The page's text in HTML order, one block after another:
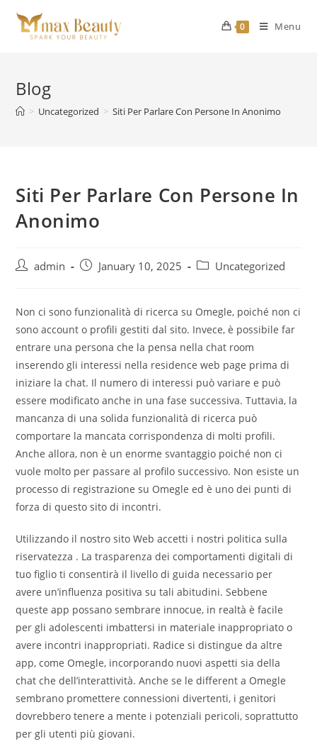
content
0 Menu
Blog
> Uncategorized > Siti Per Parlare Con Persone In Anonimo
Siti Per Parlare Con Persone In
Anonimo
Postadmin
PostJanuary 10, 2025
PostUncategorized
Non ci sono funzionalità di ricerca su Omegle, poiché non ci
sono account o profili gestiti dal sito. Invece, è possibile far
entrare una persona che la pensa nella chat room
inserendo gli interessi nella residence web page prima di
iniziare la chat. Il numero di interessi può variare e può
essere modificato anche in una fase successiva. Tuttavia, la
mancanza di una solida funzionalità di ricerca può
comportare la mancata corrispondenza di molti profili.
Anche allora, non è un enorme svantaggio poiché non ci
vuole molto per passare al profilo successivo. Non esiste un
processo di registrazione su Omegle ed è uno dei punti di
forza di questo sito di incontri.
Utilizzando il nostro sito Web accetti i nostri politica sulla
riservatezza . La trasparenza dei comportamenti digitali di
tuo figlio ti consentirà il livello di guida necessario per
avere un’influenza positiva su tali abitudini. Sebbene
queste app possano sembrare innocue, in realtà è facile
per gli adolescenti imbattersi in materiale inappropriato o
avere incontri inappropriati. Radice si distingue da altre
app, come Omegle, incorporando nuovi aspetti sia della
chat che dell’interattività. Anche se le different a Omegle
sembrano promettere connessioni divertenti, i genitori
dovrebbero tenere a mente i potenziali pericoli, soprattutto
per gli utenti più giovani.